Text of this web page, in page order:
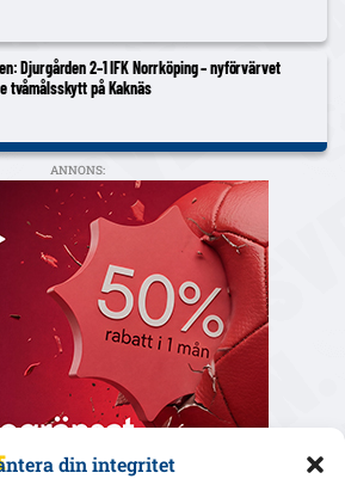
din integritet
Djurgården 2–1 IFK Norrköping – nyförvärvet
tvåmålsskytt på Kaknäs
ANNONS: